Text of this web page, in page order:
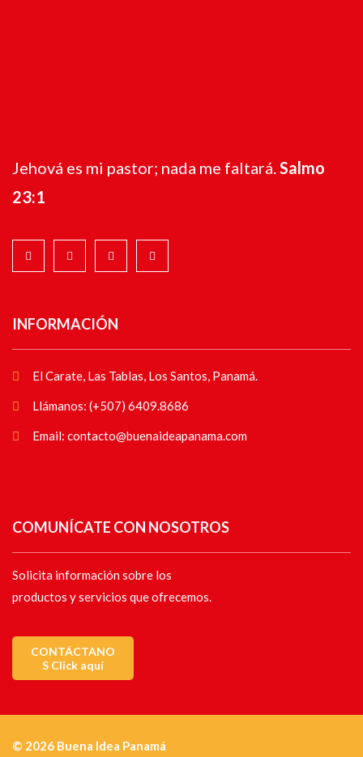
Jehová es mi pastor; nada me faltará.Salmo
23:1
INFORMACIÓN
El Carate, Las Tablas, Los Santos, Panamá.
Llámanos: (+507) 6409.8686
Email: contacto@buenaideapanama.com
COMUNÍCATE CON NOSOTROS
Solicita información sobre los
productos y servicios que ofrecemos.
CONTÁCTANO
S Click aquí
© 2026 Buena Idea Panamá